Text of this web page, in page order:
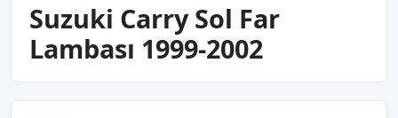
Suzuki Carry Sol Far
Lambası 1999-2002